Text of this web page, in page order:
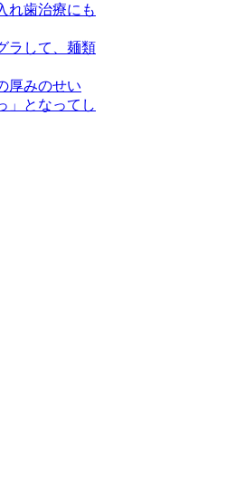
れ歯治療にも
ラして、麺類
厚みのせい
」となってし